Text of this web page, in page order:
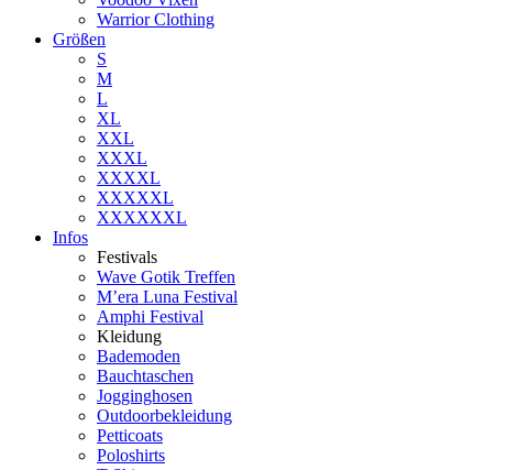
Warrior Clothing
Größen
S
M
L
XL
XXL
XXXL
XXXXL
XXXXXL
XXXXXXL
Infos
Festivals
Wave Gotik Treffen
M’era Luna Festival
Amphi Festival
Kleidung
Bademoden
Bauchtaschen
Jogginghosen
Outdoorbekleidung
Petticoats
Poloshirts